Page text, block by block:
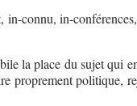
connu, in-
la place du sujet qui
proprement politique,